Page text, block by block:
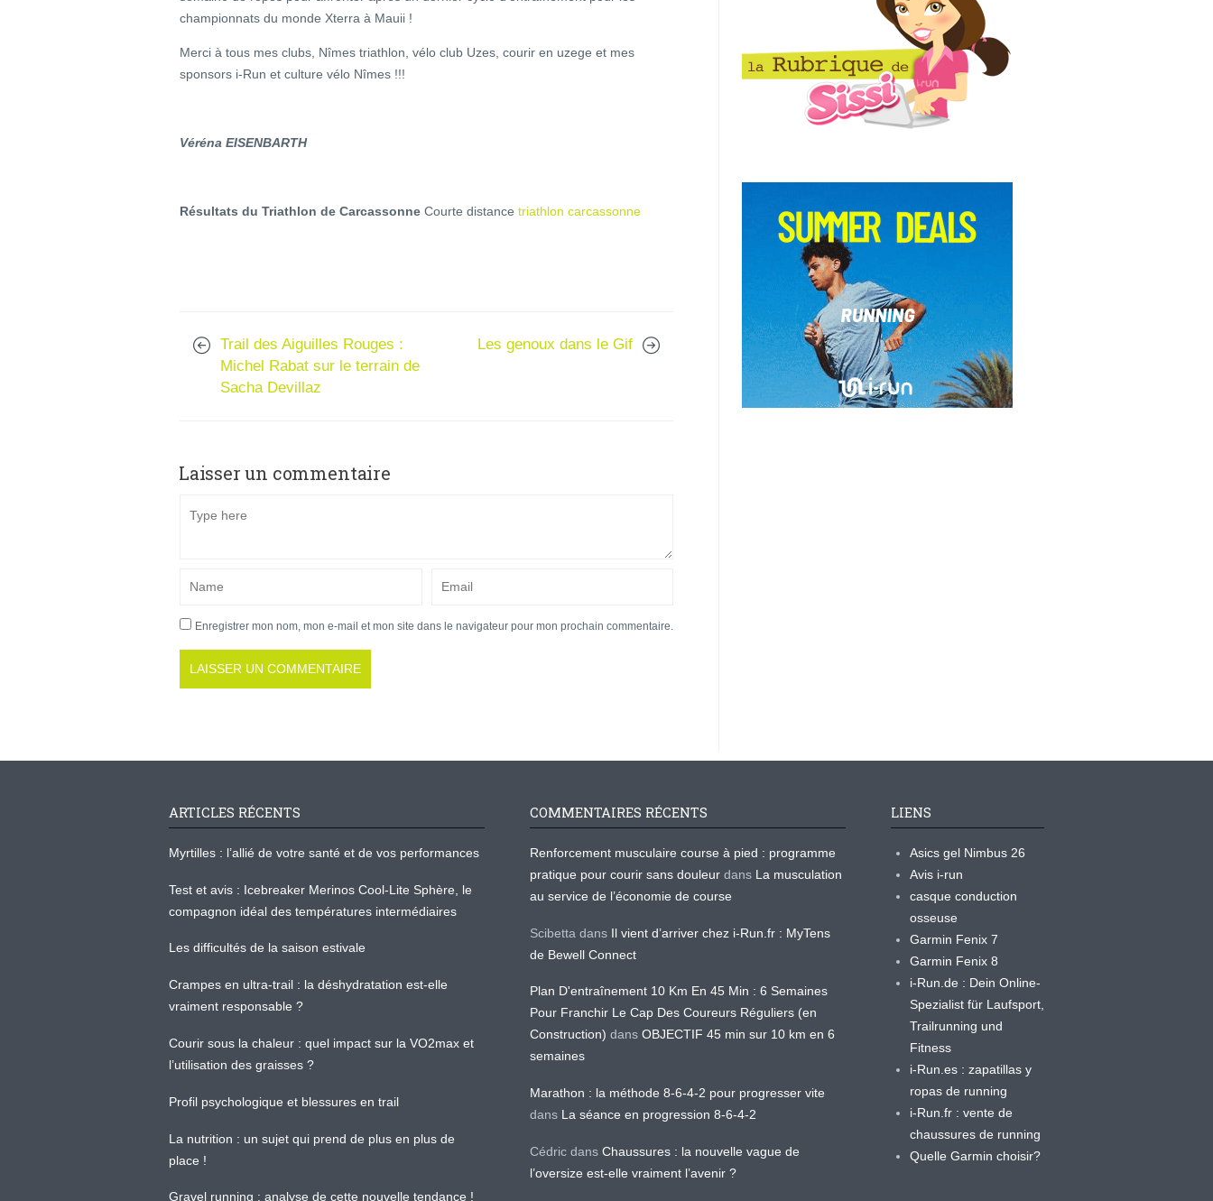
championnats du monde Xterra à Mauii !
Merci à tous mes clubs, Nîmes triathlon, vélo club Uzes, courir en uzege et mes
sponsors i-Run et culture vélo Nîmes !!!
Véréna EISENBARTH
Résultats du Triathlon de Carcassonne Courte distance triathlon carcassonne
Trail des Aiguilles Rouges :
Michel Rabat sur le terrain de
Sacha Devillaz
Les genoux dans le Gif
Laisser un commentaire
Enregistrer mon nom, mon e-mail et mon site dans le navigateur pour mon prochain commentaire.
ARTICLES RÉCENTS
Myrtilles : l’allié de votre santé et de vos performances
Test et avis : Icebreaker Merinos Cool-Lite Sphère, le
compagnon idéal des températures intermédiaires
Les difficultés de la saison estivale
Crampes en ultra-trail : la déshydratation est-elle
vraiment responsable ?
Courir sous la chaleur : quel impact sur la VO2max et
l’utilisation des graisses ?
Profil psychologique et blessures en trail
La nutrition : un sujet qui prend de plus en plus de
place !
Gravel running : analyse de cette nouvelle tendance !
COMMENTAIRES RÉCENTS
Renforcement musculaire course à pied : programme
pratique pour courir sans douleur dans La musculation
au service de l’économie de course
Scibetta dans Il vient d’arriver chez i-Run.fr : MyTens
de Bewell Connect
Plan D'entraînement 10 Km En 45 Min : 6 Semaines
Pour Franchir Le Cap Des Coureurs Réguliers (en
Construction) dans OBJECTIF 45 min sur 10 km en 6
semaines
Marathon : la méthode 8-6-4-2 pour progresser vite
dans La séance en progression 8-6-4-2
Cédric dans Chaussures : la nouvelle vague de
l’oversize est-elle vraiment l’avenir ?
LIENS
Asics gel Nimbus 26
Avis i-run
casque conduction
osseuse
Garmin Fenix 7
Garmin Fenix 8
i-Run.de : Dein Online-
Spezialist für Laufsport,
Trailrunning und
Fitness
i-Run.es : zapatillas y
ropas de running
i-Run.fr : vente de
chaussures de running
Quelle Garmin choisir?